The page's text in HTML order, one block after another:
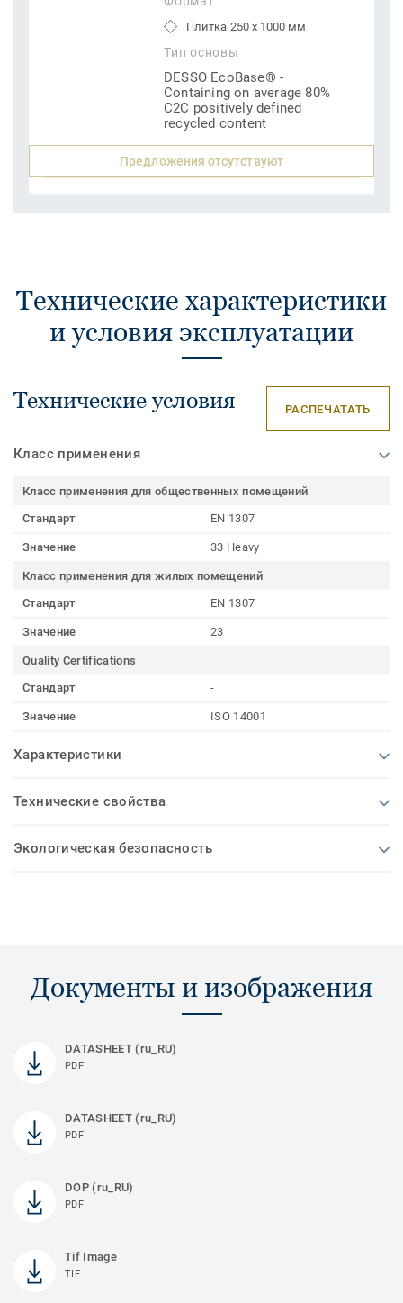
Плитка 250 x 1000 мм
Тип основы
DESSO EcoBase® -
Containing on average 80%
C2C positively defined
recycled content
Предложения отсутствуют
Технические характеристики
и условия эксплуатации
Технические условия РАСПЕЧАТАТЬ
Класс применения
Класс применения для общественных помещений
Стандарт
EN 1307
Значение 33 Heavy
Класс применения для жилых помещений
Стандарт
EN 1307
Значение 23
Quality Certifications
Стандарт
-
Значение ISO 14001
Характеристики
Технические свойства
Экологическая безопасность
Документы и изображения
DATASHEET (ru_RU)
PDF
DATASHEET (ru_RU)
PDF
DOP (ru_RU)
PDF
Tif Image
TIF